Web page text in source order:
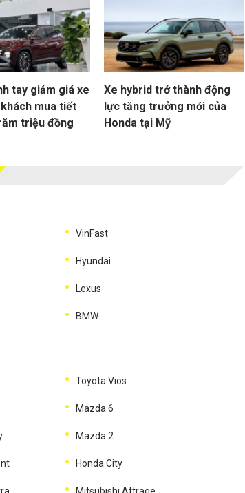
tay giảm giá xe
khách mua tiết
triệu đồng
Xe hybrid trở thành động
lực tăng trưởng mới của
Honda tại Mỹ
VinFast
Hyundai
Lexus
BMW
Toyota Vios
Mazda 6
Mazda 2
Honda City